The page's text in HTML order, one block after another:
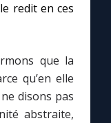
redit en ces
que la
qu’en elle
disons pas
abstraite,